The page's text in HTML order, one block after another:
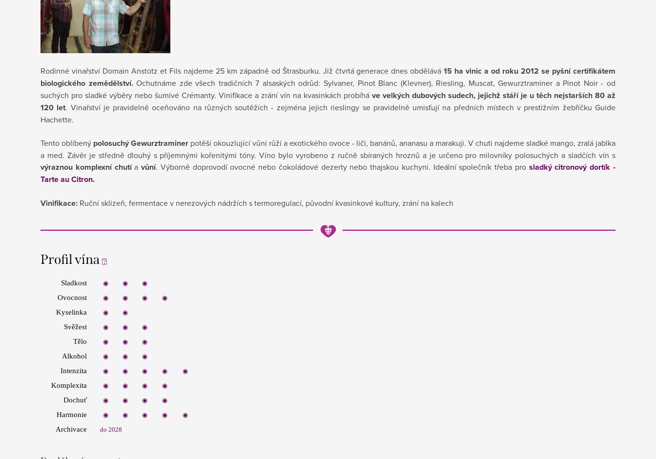
Rodinné vinařství Domain Anstotz et Fils najdeme 25 km západně od Štrasburku. Již čtvrtá generace dnes obdělává15 ha vinic a od roku 2012 se pyšní certifikátem
biologického zemědělství.Ochutnáme zde všech tradičních 7 alsaských odrůd: Sylvaner, Pinot Blanc (Klevner), Riesling, Muscat, Gewurztraminer a Pinot Noir - od
suchých pro sladké výběry nebo šumivé Crémanty. Vinifikace a zrání vín na kvasinkách probíhá ve velkých dubových sudech, jejichž stáří je u těch nejstarších 80 až
120 let. Vinařství je pravidelně oceňováno na různých soutěžích - zejména jejich rieslingy se pravidelně umisťují na předních místech v prestižním žebříčku Guide
Hachette.
Tento oblíbený polosuchý Gewurztraminer potěší okouzlující vůní růží a exotického ovoce - liči, banánů, ananasu a marakuji. V chuti najdeme sladké mango, zralá jablka
a med. Závěr je středně dlouhý s příjemnými kořenitými tóny. Víno bylo vyrobeno z ručně sbíraných hroznů a je určeno pro milovníky polosuchých a sladčích vín s
výraznou komplexní chutíavůní. Výborně doprovodí ovocné nebo čokoládové dezerty nebo thajskou kuchyni. Ideální společník třeba pro sladký citronový dortík -
Tarte au Citron.
Vinifikace: Ruční sklizeň, fermentace v nerezových nádržích s termoregulací, původní kvasinkové kultury, zrání na kalech
Profil vína ⍰
Sladkost ◉ ◉ ◉
Ovocnost ◉ ◉ ◉ ◉
Kyselinka ◉ ◉
Svěžest ◉ ◉ ◉
Tělo ◉ ◉ ◉
Alkohol ◉ ◉ ◉
Intenzita ◉ ◉ ◉ ◉ ◉
Komplexita ◉ ◉ ◉ ◉
Dochuť ◉ ◉ ◉ ◉
Harmonie ◉ ◉ ◉ ◉ ◉
Archivace do 2028